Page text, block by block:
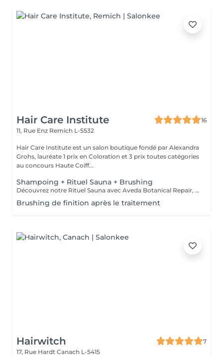
Hair Care Institute
16
11, Rue Enz Remich L-5532
Hair Care Institute est un salon boutique fondé par Alexandra
Grohs, lauréate 1 prix en Coloration et 3 prix toutes catégories
au concours Haute Coiff...
Shampoing + Rituel Sauna + Brushing
Découvrez notre Rituel Sauna avec Aveda Botanical Repair, Nutriplenish ou Scalp Solutions. Grâce à un sauna capillaire à ozone actif, la chaleur et la vapeur ouvrent la cuticule du cheveu et optimisent l'absorption des ingrédients nourrissants, laissant les cheveux plus forts, plus doux et lumineux. - Botanical Repair Répare et renforce les cheveux abîmés - Nutriplenish Hydratation profonde et douceur - Scalp Solutions Équilibre et revitalise le cuir chevelu
Brushing de finition après le traitement
Hairwitch
7
17, Rue Hardt Canach L-5415